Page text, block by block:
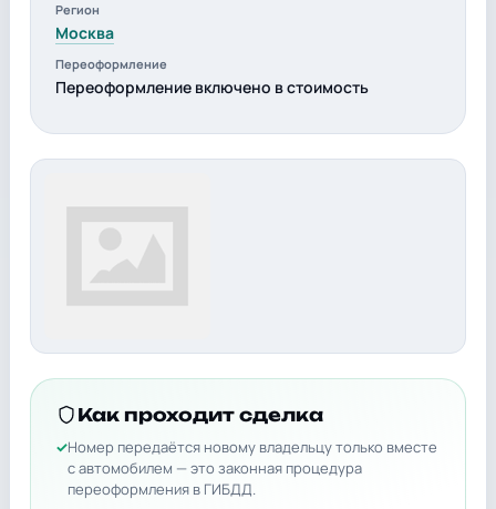
Регион
Москва
Переоформление
Переоформление включено в стоимость
Как проходит сделка
Номер передаётся новому владельцу только вместе
с автомобилем — это законная процедура
переоформления в ГИБДД.